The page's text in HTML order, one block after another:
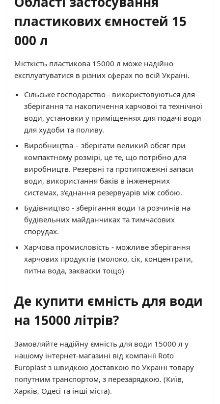
пластикових ємностей 15
000 л
Місткість пластикова 15000 л може надійно
експлуатуватися в різних сферах по всій Україні.
Сільське господарство - використовуються для
зберігання та накопичення харчової та технічної
води, установки у приміщеннях для подачі води
для худоби та поливу.
Виробництва – зберігати великий обсяг при
компактному розмірі, це те, що потрібно для
виробництв. Резервні та протипожежні запаси
води, використання баків в інженерних
системах, з'єднання резервуарів між собою.
Будівництво - зберігання води та розчинів на
будівельних майданчиках та тимчасових
спорудах.
Харчова промисловість - можливе зберігання
харчових продуктів (молоко, сік, концентрати,
питна вода, закваски тощо)
Де купити ємність для води
на 15000 літрів?
Замовляйте надійну ємність для води 15000 л у
нашому інтернет-магазині від компанії Roto
Europlast з швидкою доставкою по Україні товару
попутним транспортом, з перезарядкою. (Київ,
Харків, Одесі та інші міста).